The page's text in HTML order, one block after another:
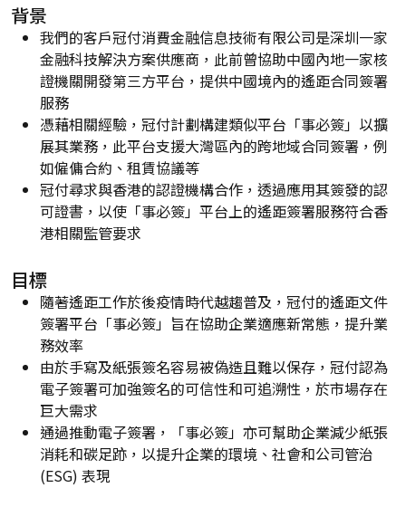
背景
我們的客戶冠付消費金融信息技術有限公司是深圳一家
金融科技解決方案供應商，此前曾協助中國內地一家核
證機關開發第三方平台，提供中國境內的遙距合同簽署
服務
憑藉相關經驗，冠付計劃構建類似平台「事必簽」以擴
展其業務，此平台支援大灣區內的跨地域合同簽署，例
如僱傭合約、租賃協議等
冠付尋求與香港的認證機構合作，透過應用其簽發的認
可證書，以使「事必簽」平台上的遙距簽署服務符合香
港相關監管要求
目標
隨著遙距工作於後疫情時代越趨普及，冠付的遙距文件
簽署平台「事必簽」旨在協助企業適應新常態，提升業
務效率
由於手寫及紙張簽名容易被偽造且難以保存，冠付認為
電子簽署可加強簽名的可信性和可追溯性，於市場存在
巨大需求
通過推動電子簽署，「事必簽」亦可幫助企業減少紙張
消耗和碳足跡，以提升企業的環境、社會和公司管治
(ESG) 表現